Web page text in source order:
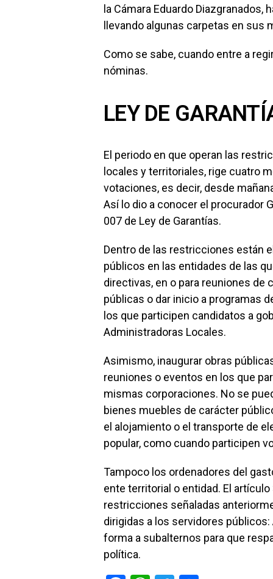
la Cámara Eduardo Diazgranados,
llevando algunas carpetas en sus
Como se sabe, cuando entre a
nóminas.
LEY DE
El periodo en que operan las
locales y territoriales, rige cuatro
votaciones, es decir, desde
Así lo dio a conocer el procurador
007 de Ley de Garantías.
Dentro de las restricciones están
públicos en las entidades de las
directivas, en o para reuniones de
públicas o dar inicio a programas
los que participen candidatos a
Administradoras Locales.
Asimismo, inaugurar obras
reuniones o eventos en los que
mismas corporaciones. No se
bienes muebles de carácter
el alojamiento o el transporte de
popular, como cuando participen
Tampoco los ordenadores del
ente territorial o entidad. El
restricciones señaladas
dirigidas a los servidores
forma a subalternos para que
política.